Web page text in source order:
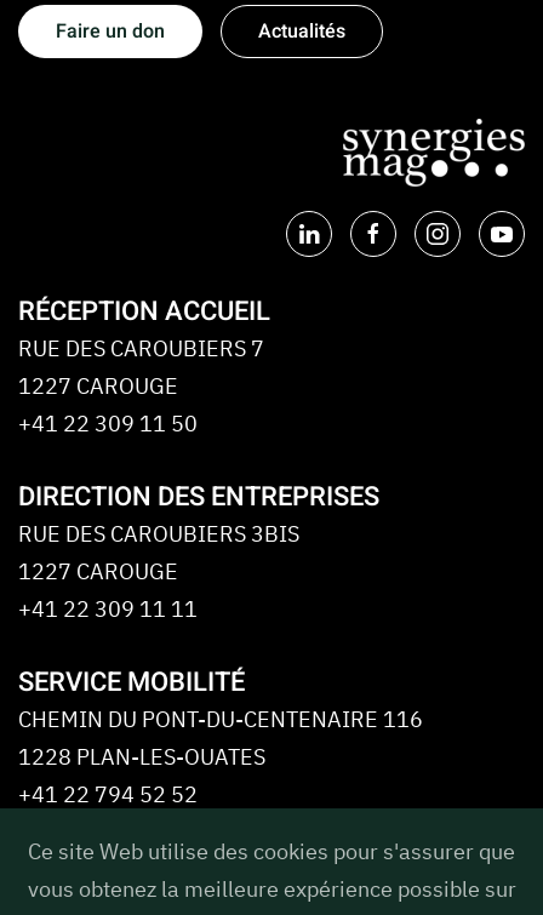
Faire un don Actualités
RÉCEPTION ACCUEIL
RUE DES CAROUBIERS 7
1227 CAROUGE
+41 22 309 11 50
DIRECTION DES ENTREPRISES
RUE DES CAROUBIERS 3BIS
1227 CAROUGE
+41 22 309 11 11
SERVICE MOBILITÉ
CHEMIN DU PONT-DU-CENTENAIRE 116
1228 PLAN-LES-OUATES
+41 22 794 52 52
CAFÉ-RESTAURANT Ô5
RUE DES CAROUBIERS 5
Ce site Web utilise des cookies pour s'assurer que
vous obtenez la meilleure expérience possible sur